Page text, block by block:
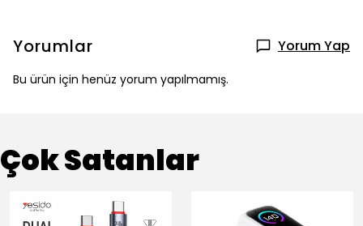
Yorumlar Yorum Yap
Bu ürün için henüz yorum yapılmamış.
Çok Satanlar